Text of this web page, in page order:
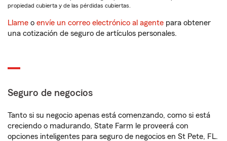
propiedad cubierta y de las pérdidas cubiertas.
Llame o envíe un correo electrónico al agente para obtener
una cotización de seguro de artículos personales.
Seguro de negocios
Tanto si su negocio apenas está comenzando, como si está
creciendo o madurando, State Farm le proveerá con
opciones inteligentes para seguro de negocios en St Pete, FL.